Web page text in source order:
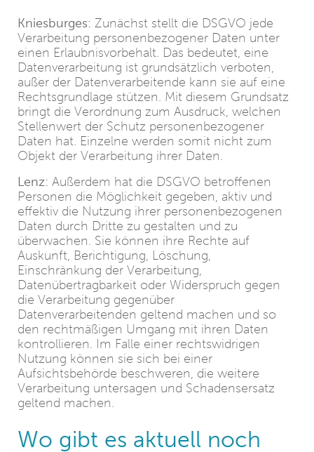
Kniesburges: Zunächst stellt die DSGVO jede
Verarbeitung personenbezogener Daten unter
einen Erlaubnisvorbehalt. Das bedeutet, eine
Datenverarbeitung ist grundsätzlich verboten,
außer der Datenverarbeitende kann sie auf eine
Rechtsgrundlage stützen. Mit diesem Grundsatz
bringt die Verordnung zum Ausdruck, welchen
Stellenwert der Schutz personenbezogener
Daten hat. Einzelne werden somit nicht zum
Objekt der Verarbeitung ihrer Daten.
Lenz: Außerdem hat die DSGVO betroffenen
Personen die Möglichkeit gegeben, aktiv und
effektiv die Nutzung ihrer personenbezogenen
Daten durch Dritte zu gestalten und zu
überwachen. Sie können ihre Rechte auf
Auskunft, Berichtigung, Löschung,
Einschränkung der Verarbeitung,
Datenübertragbarkeit oder Widerspruch gegen
die Verarbeitung gegenüber
Datenverarbeitenden geltend machen und so
den rechtmäßigen Umgang mit ihren Daten
kontrollieren. Im Falle einer rechtswidrigen
Nutzung können sie sich bei einer
Aufsichtsbehörde beschweren, die weitere
Verarbeitung untersagen und Schadensersatz
geltend machen.
Wo gibt es aktuell noch